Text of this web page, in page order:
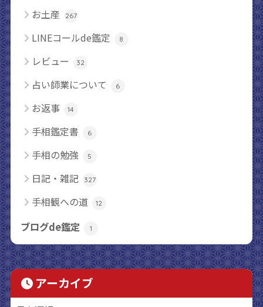
お土産 267
LINEコールde鑑定 8
レビュー 32
占い師業について 6
お返事 14
手相鑑定書 6
手相の勉強 5
日記・雑記 327
手相観への道 12
ブログde鑑定 1
アーカイブ